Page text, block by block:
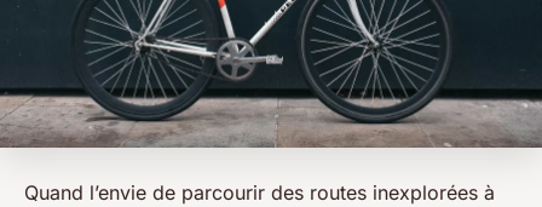
Quand l’envie de parcourir des routes inexplorées à